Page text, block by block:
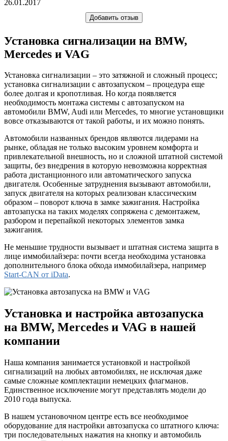
26.01.2017
Добавить отзыв
Установка сигнализации на BMW,
Mercedes и VAG
Установка сигнализации – это затяжной и сложный процесс;
установка сигнализации с автозапуском – процедура еще
более долгая и кропотливая. Но когда появляется
необходимость монтажа системы с автозапуском на
автомобили BMW, Audi или Mercedes, то многие установщики
вовсе отказываются от такой работы, и их можно понять.
Автомобили названных брендов являются лидерами на
рынке, обладая не только высоким уровнем комфорта и
привлекательной внешность, но и сложной штатной системой
защиты, без внедрения в которую невозможна корректная
работа дистанционного или автоматического запуска
двигателя. Особенные затруднения вызывают автомобили,
запуск двигателя на которых реализован классическим
образом – поворот ключа в замке зажигания. Настройка
автозапуска на таких моделях сопряжена с демонтажем,
разбором и перепайкой некоторых элементов замка
зажигания.
Не меньшие трудности вызывает и штатная система защита в
лице иммобилайзера: почти всегда необходима установка
дополнительного блока обхода иммобилайзера, например
Start-CAN от iData.
Установка и настройка автозапуска
на BMW, Mercedes и VAG в нашей
компании
Наша компания занимается установкой и настройкой
сигнализаций на любых автомобилях, не исключая даже
самые сложные комплектации немецких флагманов.
Единственное исключение могут представлять модели до
2010 года выпуска.
В нашем установочном центре есть все необходимое
оборудование для настройки автозапуска со штатного ключа:
три последовательных нажатия на кнопку и автомобиль